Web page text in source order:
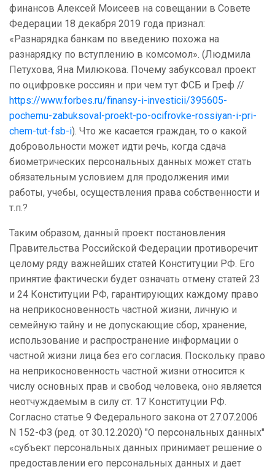
финансов Алексей Моисеев на совещании в Совете
Федерации 18 декабря 2019 года признал:
«Разнарядка банкам по введению похожа на
разнарядку по вступлению в комсомол». (Людмила
Петухова, Яна Милюкова. Почему забуксовал проект
по оцифровке россиян и при чем тут ФСБ и Греф //
https://www.forbes.ru/finansy-i-investicii/395605-
pochemu-zabuksoval-proekt-po-ocifrovke-rossiyan-i-pri-
chem-tut-fsb-i). Что же касается граждан, то о какой
добровольности может идти речь, когда сдача
биометрических персональных данных может стать
обязательным условием для продолжения ими
работы, учебы, осуществления права собственности и
т.п.?
Таким образом, данный проект постановления
Правительства Российской Федерации противоречит
целому ряду важнейших статей Конституции РФ. Его
принятие фактически будет означать отмену статей 23
и 24 Конституции РФ, гарантирующих каждому право
на неприкосновенность частной жизни, личную и
семейную тайну и не допускающие сбор, хранение,
использование и распространение информации о
частной жизни лица без его согласия. Поскольку право
на неприкосновенность частной жизни относится к
числу основных прав и свобод человека, оно является
неотчуждаемым в силу ст. 17 Конституции РФ.
Согласно статье 9 Федерального закона от 27.07.2006
N 152-ФЗ (ред. от 30.12.2020) "О персональных данных"
«субъект персональных данных принимает решение о
предоставлении его персональных данных и дает